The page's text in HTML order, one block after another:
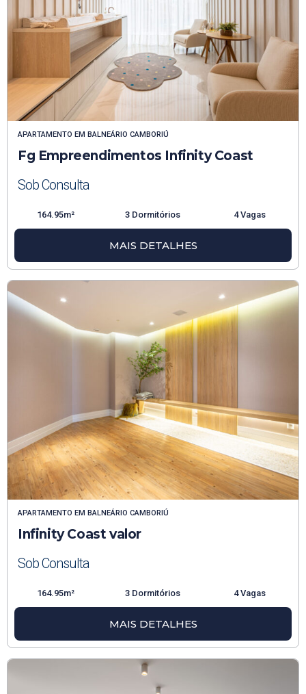
APARTAMENTO EM BALNEÁRIO CAMBORIÚ
Fg Empreendimentos Infinity Coast
Sob Consulta
164.95m² 3 Dormitórios 4 Vagas
MAIS DETALHES
APARTAMENTO EM BALNEÁRIO CAMBORIÚ
Infinity Coast valor
Sob Consulta
164.95m² 3 Dormitórios 4 Vagas
MAIS DETALHES